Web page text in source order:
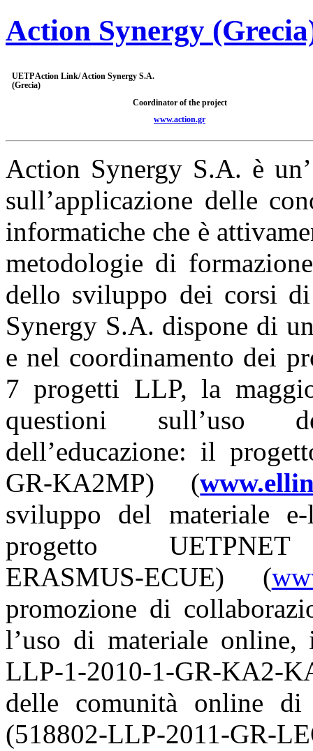
Action Synergy
UETP Action Link/ Action Synergy S.A.
(Grecia)
Coordinator of the project
www.action.gr
Action Synergy S.A. è
sull’applicazione delle
informatiche che è
metodologie di
dello sviluppo dei corsi
Synergy S.A. dispone di
e nel coordinamento dei
7 progetti LLP, la
questioni sull’uso
dell’educazione: il
GR-KA2MP) (
sviluppo del materiale
progetto UETPNET
ERASMUS-ECUE) (
promozione di
l’uso di materiale
LLP-1-2010-1-GR-KA2-
delle comunità online
(518802-LLP-2011-GR-